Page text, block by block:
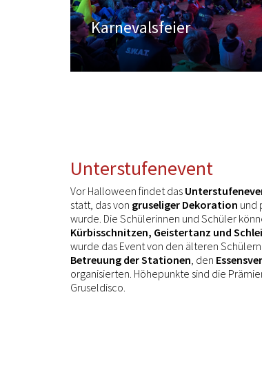
Karnevalsfeier
Unterstufenevent
Vor Halloween findet das
statt, das von gruseliger Dekoration und
wurde. Die Schülerinnen und Schüler
Kürbisschnitzen, Geistertanz und
wurde das Event von den älteren
Betreuung der Stationen , den
organisierten. Höhepunkte sind die
Gruseldisco.